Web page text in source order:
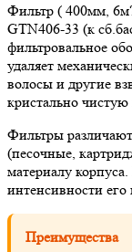
Фильтр ( 400мм,
GTN406-33 (к
фильтровальное
удаляет
волосы и другие
кристально чистую
Фильтры
(песочные,
материалу
интенсивности его
Преимущества